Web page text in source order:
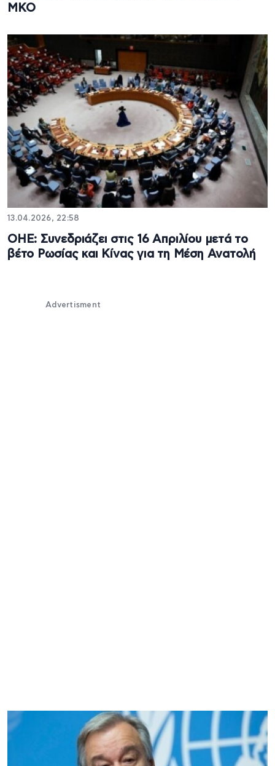
ΜΚΟ
13.04.2026, 22:58
ΟΗΕ: Συνεδριάζει στις 16 Απριλίου μετά το
βέτο Ρωσίας και Κίνας για τη Μέση Ανατολή
Advertisment